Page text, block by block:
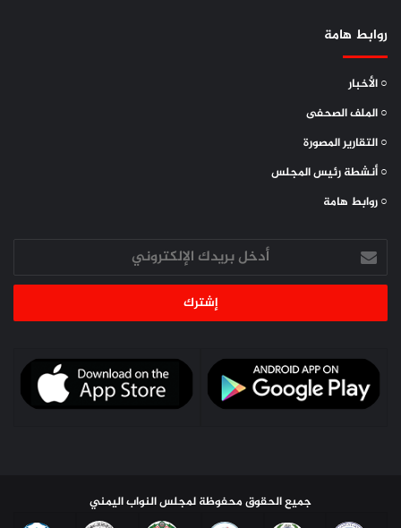
روابط هامة
○ الأخبار
○ الملف الصحفى
○ التقارير المصورة
○ أنشطة رئيس المجلس
○ روابط هامة
أدخل
بريدك
الإلكتروني
جميع الحقوق محفوظة لمجلس النواب اليمني